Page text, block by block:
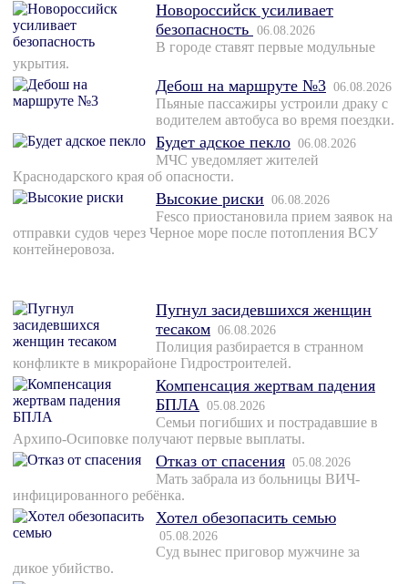
Новороссийск усиливает
безопасность 06.08.2026
В городе ставят первые модульные
укрытия.
Дебош на маршруте №3 06.08.2026
Пьяные пассажиры устроили драку с
водителем автобуса во время поездки.
Будет адское пекло 06.08.2026
МЧС уведомляет жителей
Краснодарского края об опасности.
Высокие риски 06.08.2026
Fesco приостановила прием заявок на
отправки судов через Черное море после потопления ВСУ
контейнеровоза.
Пугнул засидевшихся женщин
тесаком 06.08.2026
Полиция разбирается в странном
конфликте в микрорайоне Гидростроителей.
Компенсация жертвам падения
БПЛА 05.08.2026
Семьи погибших и пострадавшие в
Архипо-Осиповке получают первые выплаты.
Отказ от спасения 05.08.2026
Мать забрала из больницы ВИЧ-
инфицированного ребёнка.
Хотел обезопасить семью
05.08.2026
Суд вынес приговор мужчине за
дикое убийство.